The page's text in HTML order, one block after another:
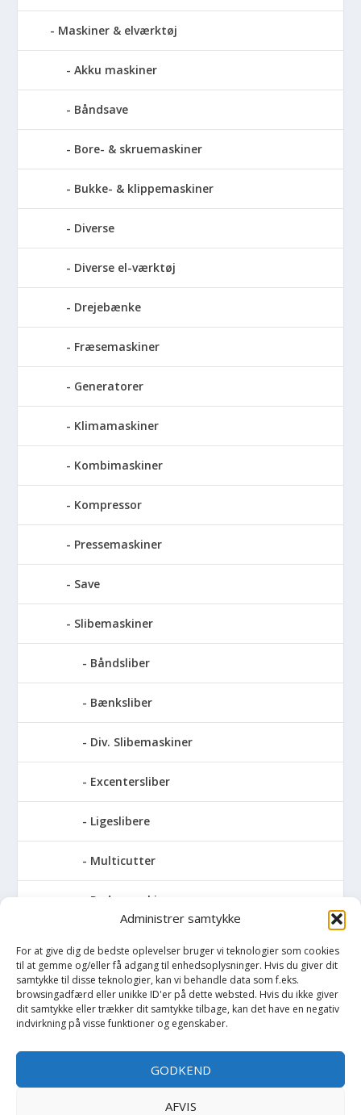
Administrer samtykke
For at give dig de bedste oplevelser bruger vi teknologier som cookies
til at gemme og/eller få adgang til enhedsoplysninger. Hvis du giver dit
samtykke til disse teknologier, kan vi behandle data som f.eks.
browsingadfærd eller unikke ID'er på dette websted. Hvis du ikke giver
dit samtykke eller trækker dit samtykke tilbage, kan det have en negativ
indvirkning på visse funktioner og egenskaber.
GODKEND
AFVIS
Maskiner & elværktøj
Akku maskiner
Båndsave
Bore- & skruemaskiner
Bukke- & klippemaskiner
Diverse
Diverse el-værktøj
Drejebænke
Fræsemaskiner
Generatorer
Klimamaskiner
Kombimaskiner
Kompressor
Pressemaskiner
Save
Slibemaskiner
Båndsliber
Bænksliber
Div. Slibemaskiner
Excentersliber
Ligeslibere
Multicutter
Pudsemaskiner
høvlknive
Vådsliber